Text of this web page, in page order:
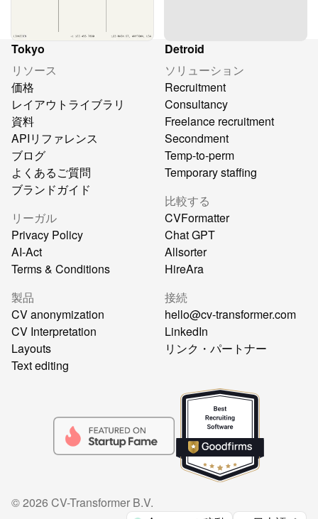
Tokyo
Detroid
リソース
価格
レイアウトライブラリ
資料
APIリファレンス
ブログ
よくあるご質問
ブランドガイド
リーガル
Privacy Policy
AI-Act
Terms & Conditions
製品
CV anonymization
CV Interpretation
Layouts
Text editing
ソリューション
Recruitment
Consultancy
Freelance recruitment
Secondment
Temp-to-perm
Temporary staffing
比較する
CVFormatter
Chat GPT
Allsorter
HireAra
接続
hello@cv-transformer.com
LinkedIn
リンク・パートナー
©2026 CV-Transformer B.V.